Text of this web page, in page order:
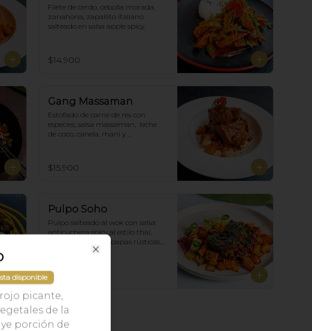
Filete de cerdo, cebolla morada,
zanahoria, zapallito italiano
salteado en salsa apple spicy.
$14.900
Gang Massaman
Estofado de carne de res con
especies, salsa massaman,  leche
de coco, canela, maní y
$15.900
Pulpo Soho
Pulpo salteado al wok con salsa
anticuchera spicy al estilo thai,
acompañado con papas rústicas,
verduras del huerto y chimichurri.
$15.500
disponible
picante,
de la
porción de